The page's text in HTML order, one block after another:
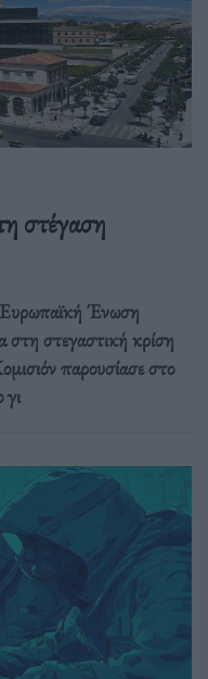
στέγαση
Ευρωπαϊκή Ένωση
στη στεγαστική κρίση
παρουσίασε στο